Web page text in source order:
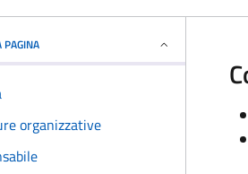
PAGINA
organizzative